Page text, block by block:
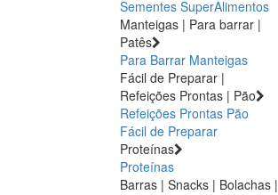
Sementes SuperAlimentos
Manteigas | Para barrar |
Patês
Para Barrar Manteigas
Fácil de Preparar |
Refeições Prontas | Pão
Refeições Prontas Pão
Fácil de Preparar
Proteínas
Proteínas
Barras | Snacks | Bolachas |